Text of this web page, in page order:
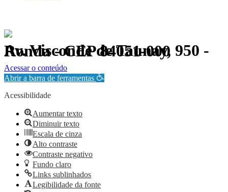
Av. Visconde de Taunay, 950 - Ronda - CEP 84051-000
Política de Privacidade.
Acessar o conteúdo
Abrir a barra de ferramentas
Acessibilidade
Aumentar texto
Diminuir texto
Escala de cinza
Alto contraste
Contraste negativo
Fundo claro
Links sublinhados
Legibilidade da fonte